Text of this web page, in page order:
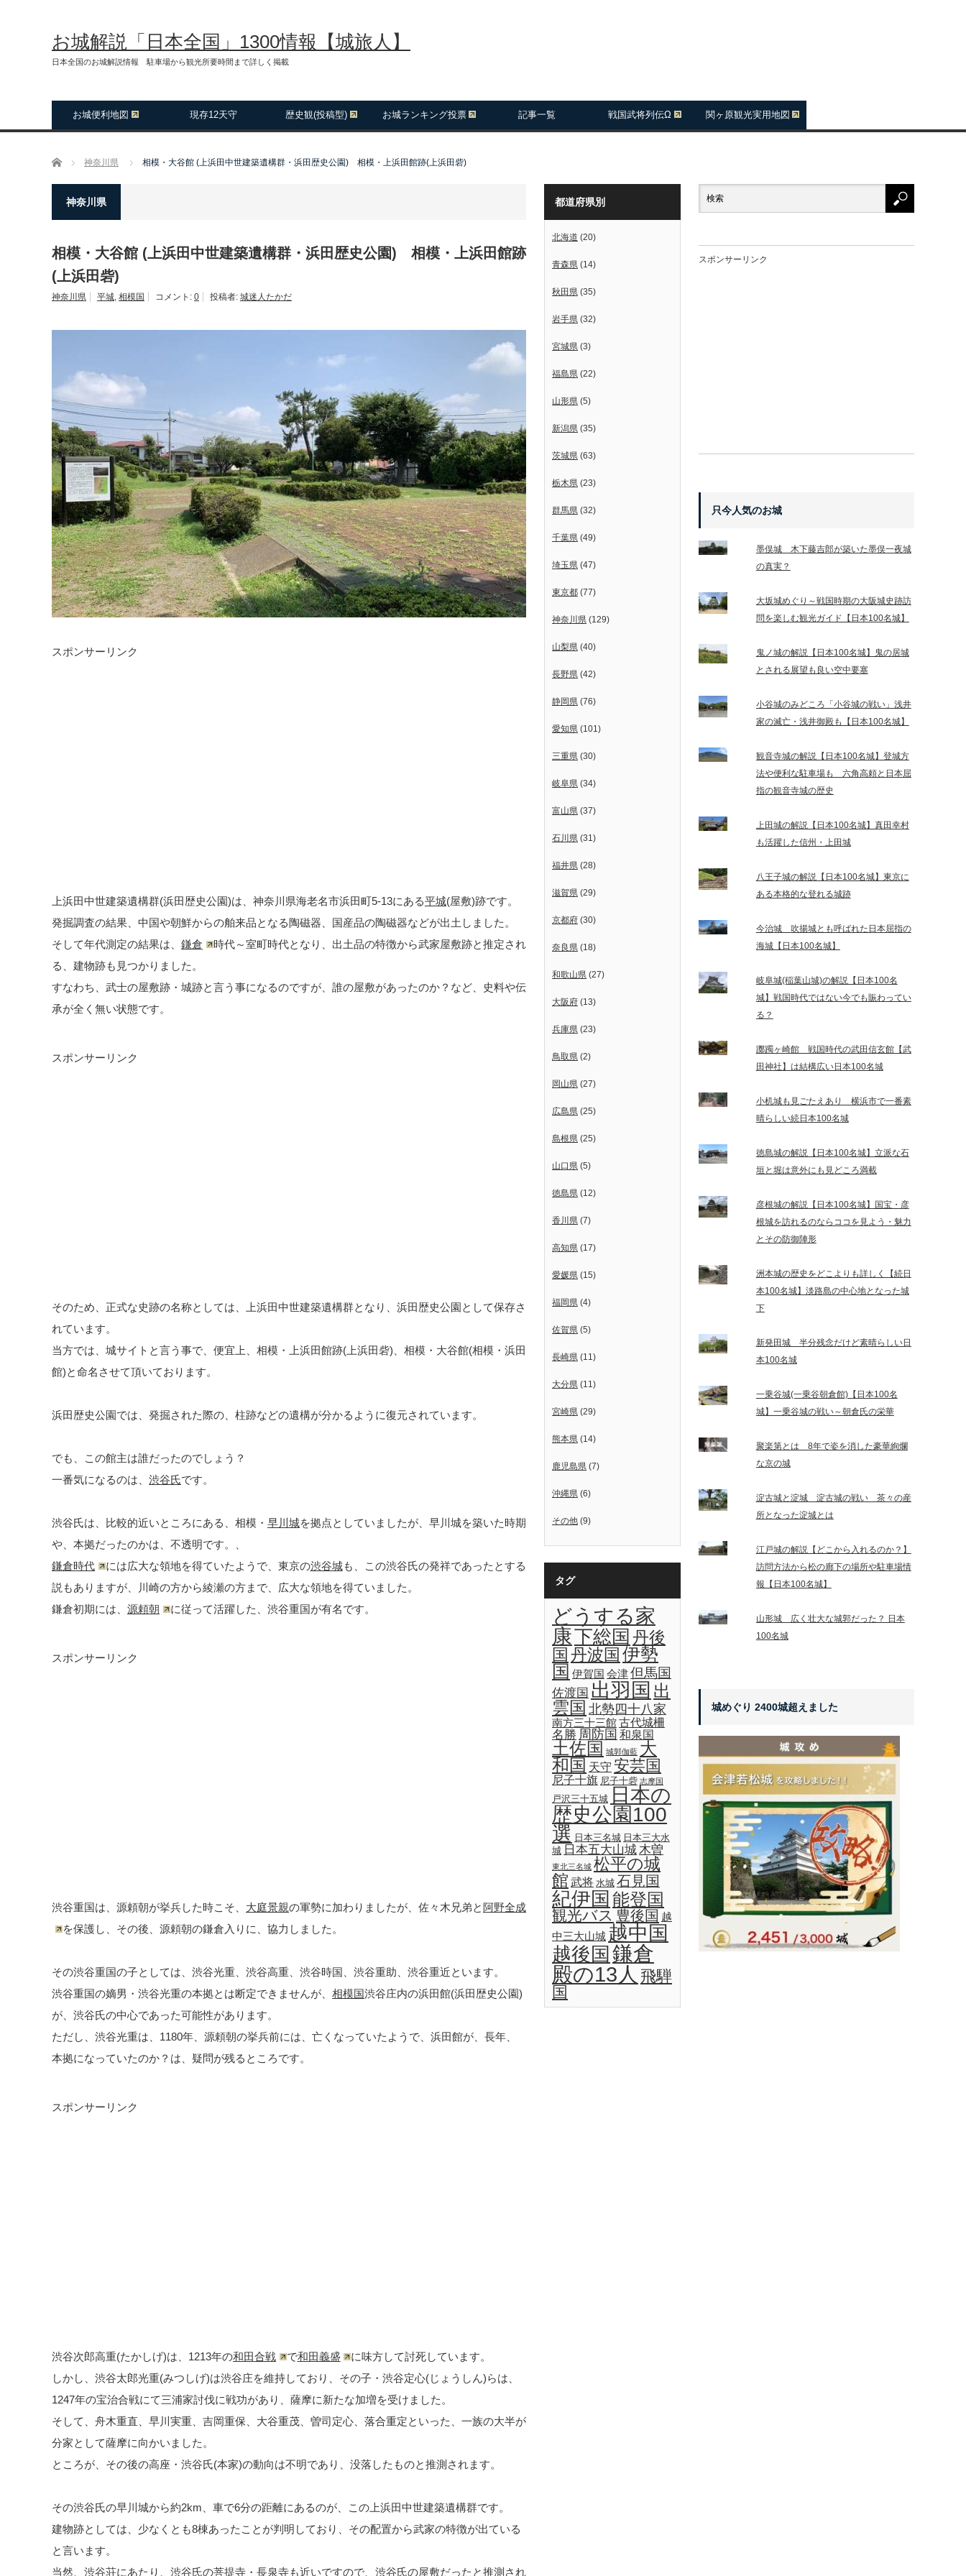
お城解説「日本全国」1300情報【城旅人】
日本全国のお城解説情報 駐車場から観光所要時間まで詳しく掲載
お城便利地図 現存12天守 歴史観(投稿型) お城ランキング投票 記事一覧 戦国武将列伝Ω 関ヶ原観光実用地図
ホーム 神奈川県 相模・大谷館 (上浜田中世建築遺構群・浜田歴史公園) 相模・上浜田館跡(上浜田砦)
神奈川県
相模・大谷館 (上浜田中世建築遺構群・浜田歴史公園) 相模・上浜田館跡
(上浜田砦)
神奈川県 平城, 相模国 コメント: 0 投稿者: 城迷人たかだ
スポンサーリンク
上浜田中世建築遺構群(浜田歴史公園)は、神奈川県海老名市浜田町5-13にある平城(屋敷)跡です。
発掘調査の結果、中国や朝鮮からの舶来品となる陶磁器、国産品の陶磁器などが出土しました。
そして年代測定の結果は、 鎌倉
時代～室町時代となり、出土品の特徴から武家屋敷跡と推定され
る、建物跡も見つかりました。
すなわち、武士の屋敷跡・城跡と言う事になるのですが、誰の屋敷があったのか？など、史料や伝
承が全く無い状態です。
スポンサーリンク
そのため、正式な史跡の名称としては、上浜田中世建築遺構群となり、浜田歴史公園として保存さ
れています。
当方では、城サイトと言う事で、便宜上、相模・上浜田館跡(上浜田砦)、相模・大谷館(相模・浜田
館)と命名させて頂いております。
浜田歴史公園では、発掘された際の、柱跡などの遺構が分かるように復元されています。
でも、この館主は誰だったのでしょう？
一番気になるのは、 渋谷氏です。
渋谷氏は、比較的近いところにある、相模・ 早川城を拠点としていましたが、早川城を築いた時期
や、本拠だったのかは、不透明です。、
鎌倉時代
には広大な領地を得ていたようで、東京の渋谷城も、この渋谷氏の発祥であったとする
説もありますが、川崎の方から綾瀬の方まで、広大な領地を得ていました。
鎌倉初期には、 源頼朝 に従って活躍した、渋谷重国が有名です。
スポンサーリンク
渋谷重国は、源頼朝が挙兵した時こそ、 大庭景親の軍勢に加わりましたが、佐々木兄弟と 阿野全成
を保護し、その後、源頼朝の鎌倉入りに、協力しました。
その渋谷重国の子としては、渋谷光重、渋谷高重、渋谷時国、渋谷重助、渋谷重近といます。
渋谷重国の嫡男・渋谷光重の本拠とは断定できませんが、 相模国渋谷庄内の浜田館(浜田歴史公園)
が、渋谷氏の中心であった可能性があります。
ただし、渋谷光重は、1180年、源頼朝の挙兵前には、亡くなっていたようで、浜田館が、長年、
本拠になっていたのか？は、疑問が残るところです。
スポンサーリンク
渋谷次郎高重(たかしげ)は、1213年の和田合戦 で和田義盛
に味方して討死しています。
しかし、渋谷太郎光重(みつしげ)は渋谷庄を維持しており、その子・渋谷定心(じょうしん)らは、
1247年の宝治合戦にて三浦家討伐に戦功があり、薩摩に新たな加増を受けました。
そして、舟木重直、早川実重、吉岡重保、大谷重茂、曽司定心、落合重定といった、一族の大半が
分家として薩摩に向かいました。
ところが、その後の高座・渋谷氏(本家)の動向は不明であり、没落したものと推測されます。
その渋谷氏の早川城から約2km、車で6分の距離にあるのが、この上浜田中世建築遺構群です。
建物跡としては、少なくとも8棟あったことが判明しており、その配置から武家の特徴が出ている
と言います。
当然、渋谷荘にあたり、渋谷氏の菩提寺・長泉寺も近いですので、渋谷氏の屋敷だったと推測され
都道府県別
北海道 (20)
青森県 (14)
秋田県 (35)
岩手県 (32)
宮城県 (3)
福島県 (22)
山形県 (5)
新潟県 (35)
茨城県 (63)
栃木県 (23)
群馬県 (32)
千葉県 (49)
埼玉県 (47)
東京都 (77)
神奈川県 (129)
山梨県 (40)
長野県 (42)
静岡県 (76)
愛知県 (101)
三重県 (30)
岐阜県 (34)
富山県 (37)
石川県 (31)
福井県 (28)
滋賀県 (29)
京都府 (30)
奈良県 (18)
和歌山県 (27)
大阪府 (13)
兵庫県 (23)
鳥取県 (2)
岡山県 (27)
広島県 (25)
島根県 (25)
山口県 (5)
徳島県 (12)
香川県 (7)
高知県 (17)
愛媛県 (15)
福岡県 (4)
佐賀県 (5)
長崎県 (11)
大分県 (11)
宮崎県 (29)
熊本県 (14)
鹿児島県 (7)
沖縄県 (6)
その他 (9)
タグ
どうする家
康下総国 丹後
国 丹波国 伊勢
国 伊賀国 会津但馬国
佐渡国 出羽国 出
雲国 北勢四十八家
南方三十三館古代城柵
名勝 周防国 和泉国
土佐国 城郭伽藍 大
和国 天守 安芸国
尼子十旗 尼子十砦 志摩国
戸沢三十五城 日本の
歴史公園100
選 日本三名城 日本三大水
城 日本五大山城木曽
東北三名城 松平の城
館 武将 水城 石見国
紀伊国 能登国
観光バス 豊後国 越
中三大山城 越中国
越後国 鎌倉
殿の13人 飛騨
国
スポンサーリンク
只今人気のお城
墨俣城 木下藤吉郎が築いた墨俣一夜城
の真実？
大坂城めぐり～戦国時期の大阪城史跡訪
問を楽しむ観光ガイド【日本100名城】
鬼ノ城の解説【日本100名城】鬼の居城
とされる展望も良い空中要塞
小谷城のみどころ「小谷城の戦い」浅井
家の滅亡・浅井御殿も【日本100名城】
観音寺城の解説【日本100名城】登城方
法や便利な駐車場も 六角高頼と日本屈
指の観音寺城の歴史
上田城の解説【日本100名城】真田幸村
も活躍した信州・上田城
八王子城の解説【日本100名城】東京に
ある本格的な登れる城跡
今治城 吹揚城とも呼ばれた日本屈指の
海城【日本100名城】
岐阜城(稲葉山城)の解説【日本100名
城】戦国時代ではない今でも賑わってい
る？
躑躅ヶ崎館 戦国時代の武田信玄館【武
田神社】は結構広い日本100名城
小机城も見ごたえあり 横浜市で一番素
晴らしい続日本100名城
徳島城の解説【日本100名城】立派な石
垣と堀は意外にも見どころ満載
彦根城の解説【日本100名城】国宝・彦
根城を訪れるのならココを見よう・魅力
とその防御陣形
洲本城の歴史をどこよりも詳しく【続日
本100名城】淡路島の中心地となった城
下
新発田城 半分残念だけど素晴らしい日
本100名城
一乗谷城(一乗谷朝倉館)【日本100名
城】一乗谷城の戦い～朝倉氏の栄華
聚楽第とは 8年で姿を消した豪華絢爛
な京の城
淀古城と淀城 淀古城の戦い 茶々の産
所となった淀城とは
江戸城の解説【どこから入れるのか？】
訪問方法から松の廊下の場所や駐車場情
報【日本100名城】
山形城 広く壮大な城郭だった？ 日本
100名城
城めぐり 2400城超えました